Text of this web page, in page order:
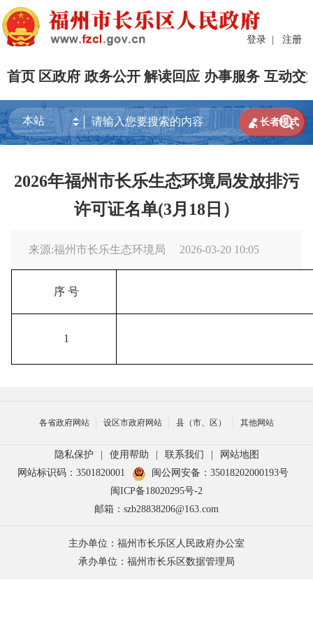
登录 | 注册
首页 区政府 政务公开 解读回应 办事服务 互动交

 长者模式
2026年福州市长乐生态环境局发放排污
许可证名单(3月18日）
来源:福州市长乐生态环境局 2026-03-20 10:05
序 号
1
各省政府网站 设区市政府网站 县（市、区） 其他网站
隐私保护 使用帮助 联系我们
网站地图
网站标识码：3501820001
闽公网安备：35018202000193号
闽ICP备18020295号-2
邮箱：szb28838206@163.com
主办单位：福州市长乐区人民政府办公室
承办单位：福州市长乐区数据管理局